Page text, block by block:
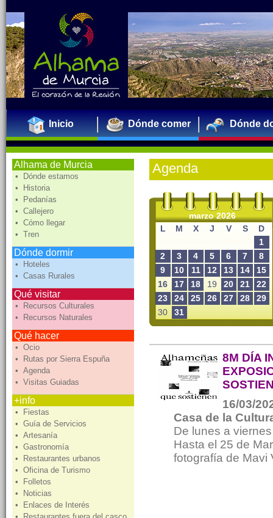
Inicio Dónde comer Dónde
Alhama de Murcia
• Dónde estamos
• Historia
• Pedanías
• Callejero
• Cómo llegar
• Tren
Dónde dormir
• Hoteles
• Casas Rurales
Qué visitar
• Recursos Culturales
• Recursos Naturales
Qué hacer
• Ocio
• Rutas por Sierra Espuña
• Agenda
• Visitas Guiadas
+info
• Fiestas
• Guía de Servicios
• Artesanía
• Gastronomía
• Restaurantes urbanos
• Oficina de Turismo
• Folletos
• Noticias
• Enlaces de Interés
Agenda
marzo 2026
L
M X J V S
D
1
2
3 4 5 6 7
8
9
10 11 12 13 14
15
16
17 18 19 20 21
22
23
24 25 26 27 28
29
30
31
8M DÍA
16/03/
Casa de la
De lunes a
Hasta el 25 de
fotografía de Mavi